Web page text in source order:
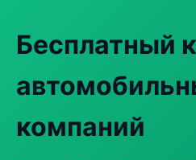
Бесплатный
компаний